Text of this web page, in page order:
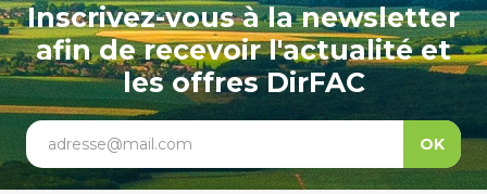
Inscrivez-vous à la newsletter
afin de recevoir l'actualité et
les offres DirFAC
adresse@mail.com OK